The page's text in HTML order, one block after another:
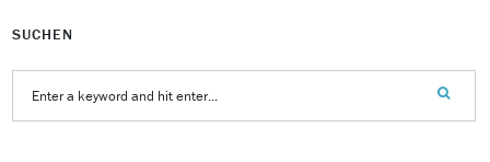
SUCHEN